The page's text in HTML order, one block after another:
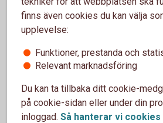
skickat filer som har förfallodag vid
uteblir återrapporteringen för dessa.
att anslutningsdatum ej ligger vid en
finns även cookies du kan välja
upplevelse:
Funktioner, prestanda och
Relevant marknadsföring
Du kan ta tillbaka ditt cookie-
på cookie-sidan eller under din
inloggad. Så hanterar vi cookies